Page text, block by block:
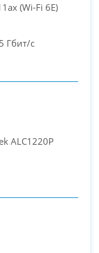
(Wi-Fi 6E)
Гбит/с
ALC1220P